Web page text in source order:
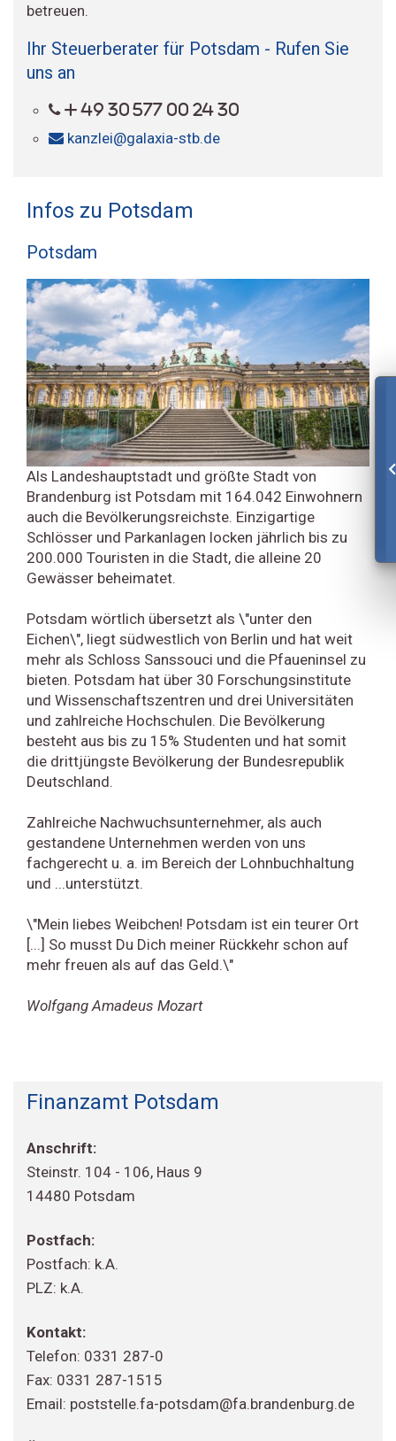
betreuen.
Ihr Steuerberater für Potsdam - Rufen Sie
uns an
+ 49 30 577 00 24 30
kanzlei@galaxia-stb.de
Infos zu Potsdam
Potsdam
Als Landeshauptstadt und größte Stadt von
Brandenburg ist Potsdam mit 164.042 Einwohnern
auch die Bevölkerungsreichste. Einzigartige
Schlösser und Parkanlagen locken jährlich bis zu
200.000 Touristen in die Stadt, die alleine 20
Gewässer beheimatet.
Potsdam wörtlich übersetzt als \"unter den
Eichen\", liegt südwestlich von Berlin und hat weit
mehr als Schloss Sanssouci und die Pfaueninsel zu
bieten. Potsdam hat über 30 Forschungsinstitute
und Wissenschaftszentren und drei Universitäten
und zahlreiche Hochschulen. Die Bevölkerung
besteht aus bis zu 15% Studenten und hat somit
die drittjüngste Bevölkerung der Bundesrepublik
Deutschland.
Zahlreiche Nachwuchsunternehmer, als auch
gestandene Unternehmen werden von uns
fachgerecht u. a. im Bereich der Lohnbuchhaltung
und ...unterstützt.
\"Mein liebes Weibchen! Potsdam ist ein teurer Ort
[...] So musst Du Dich meiner Rückkehr schon auf
mehr freuen als auf das Geld.\"
Wolfgang Amadeus Mozart
Finanzamt Potsdam
Anschrift:
Steinstr. 104 - 106, Haus 9
14480 Potsdam
Postfach:
Postfach: k.A.
PLZ: k.A.
Kontakt:
Telefon: 0331 287-0
Fax: 0331 287-1515
Email: poststelle.fa-potsdam@fa.brandenburg.de